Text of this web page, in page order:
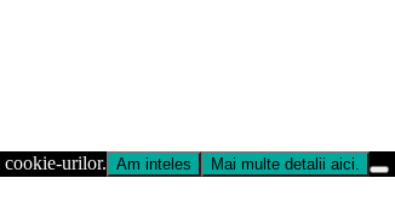
cookie-urilor. Am inteles Mai multe detalii aici.